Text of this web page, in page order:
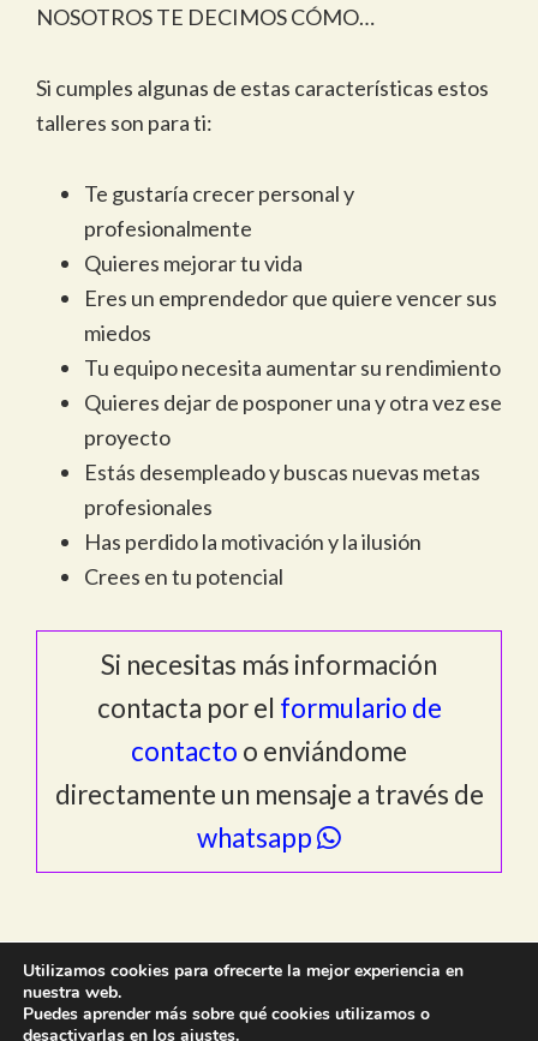
NOSOTROS TE DECIMOS CÓMO…
Si cumples algunas de estas características estos
talleres son para ti:
Te gustaría crecer personal y
profesionalmente
Quieres mejorar tu vida
Eres un emprendedor que quiere vencer sus
miedos
Tu equipo necesita aumentar su rendimiento
Quieres dejar de posponer una y otra vez ese
proyecto
Estás desempleado y buscas nuevas metas
profesionales
Has perdido la motivación y la ilusión
Crees en tu potencial
Si necesitas más información
contacta por el formulario de
contacto o enviándome
directamente un mensaje a través de
whatsapp
Utilizamos cookies para ofrecerte la mejor experiencia en
nuestra web.
Puedes aprender más sobre qué cookies utilizamos o
desactivarlas en los ajustes.